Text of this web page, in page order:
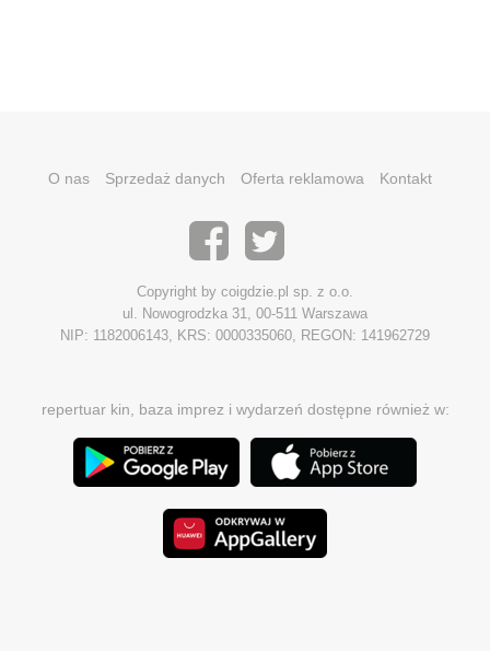
O nas Sprzedaż danych Oferta reklamowa Kontakt
Copyright by coigdzie.pl sp. z o.o.
ul. Nowogrodzka 31, 00-511 Warszawa
NIP: 1182006143, KRS: 0000335060, REGON: 141962729
repertuar kin, baza imprez i wydarzeń dostępne również w: